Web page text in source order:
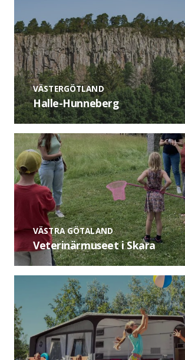
VÄSTERGÖTLAND
Halle-Hunneberg
VÄSTRA GÖTALAND
Veterinärmuseet i Skara